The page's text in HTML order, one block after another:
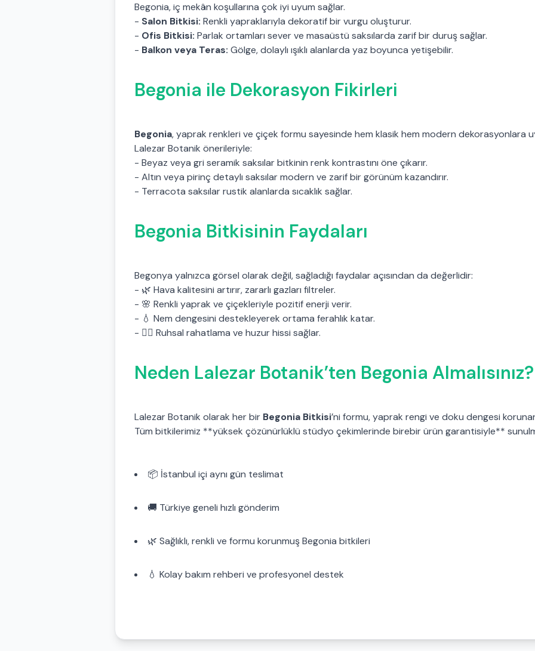
Begonia, iç mekân koşullarına çok iyi uyum sağlar.
- Salon Bitkisi: Renkli yapraklarıyla dekoratif bir vurgu oluşturur.
- Ofis Bitkisi: Parlak ortamları sever ve masaüstü saksılarda zarif bir duruş sağlar.
- Balkon veya Teras: Gölge, dolaylı ışıklı alanlarda yaz boyunca yetişebilir.
Begonia ile Dekorasyon Fikirleri
Begonia, yaprak renkleri ve çiçek formu sayesinde hem klasik hem modern dekorasyonlara
Lalezar Botanik önerileriyle:
- Beyaz veya gri seramik saksılar bitkinin renk kontrastını öne çıkarır.
- Altın veya pirinç detaylı saksılar modern ve zarif bir görünüm kazandırır.
- Terracota saksılar rustik alanlarda sıcaklık sağlar.
Begonia Bitkisinin Faydaları
Begonya yalnızca görsel olarak değil, sağladığı faydalar açısından da değerlidir:
- 🌿 Hava kalitesini artırır, zararlı gazları filtreler.
- 🌸 Renkli yaprak ve çiçekleriyle pozitif enerji verir.
- 💧 Nem dengesini destekleyerek ortama ferahlık katar.
- 🧘‍♀️ Ruhsal rahatlama ve huzur hissi sağlar.
Neden Lalezar Botanik’ten Begonia Almalısınız?
Lalezar Botanik olarak her bir Begonia Bitkisi’ni formu, yaprak rengi ve doku dengesi
Tüm bitkilerimiz **yüksek çözünürlüklü stüdyo çekimlerinde birebir ürün garantisiyle**
📦 İstanbul içi aynı gün teslimat
🚚 Türkiye geneli hızlı gönderim
🌿 Sağlıklı, renkli ve formu korunmuş Begonia bitkileri
💧 Kolay bakım rehberi ve profesyonel destek